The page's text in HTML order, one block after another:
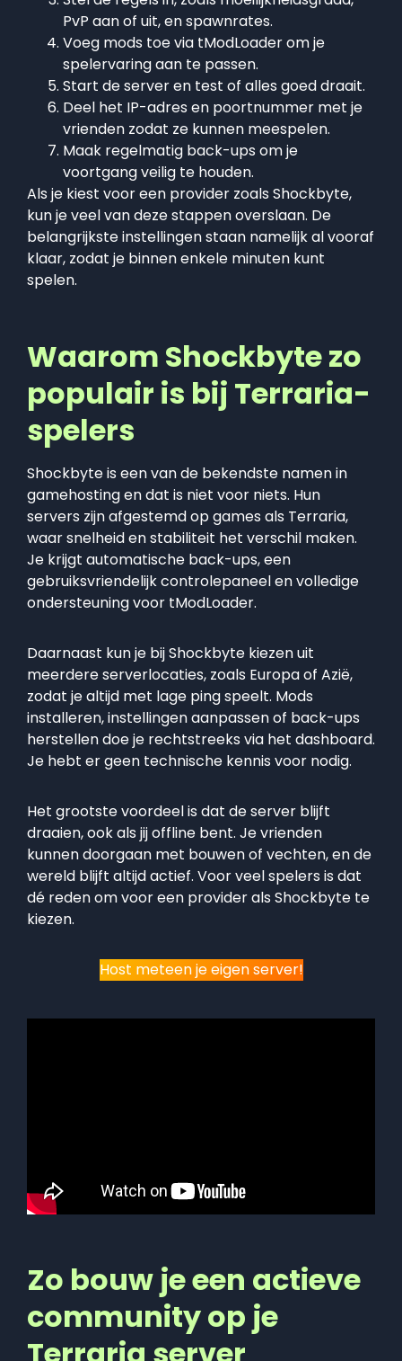
PvP aan of uit, en spawnrates.
Voeg mods toe via tModLoader om je
spelervaring aan te passen.
Start de server en test of alles goed draait.
Deel het IP-adres en poortnummer met je
vrienden zodat ze kunnen meespelen.
Maak regelmatig back-ups om je
voortgang veilig te houden.
Als je kiest voor een provider zoals Shockbyte,
kun je veel van deze stappen overslaan. De
belangrijkste instellingen staan namelijk al vooraf
klaar, zodat je binnen enkele minuten kunt
spelen.
Waarom Shockbyte zo
populair is bij Terraria-
spelers
Shockbyte is een van de bekendste namen in
gamehosting en dat is niet voor niets. Hun
servers zijn afgestemd op games als Terraria,
waar snelheid en stabiliteit het verschil maken.
Je krijgt automatische back-ups, een
gebruiksvriendelijk controlepaneel en volledige
ondersteuning voor tModLoader.
Daarnaast kun je bij Shockbyte kiezen uit
meerdere serverlocaties, zoals Europa of Azië,
zodat je altijd met lage ping speelt. Mods
installeren, instellingen aanpassen of back-ups
herstellen doe je rechtstreeks via het dashboard.
Je hebt er geen technische kennis voor nodig.
Het grootste voordeel is dat de server blijft
draaien, ook als jij offline bent. Je vrienden
kunnen doorgaan met bouwen of vechten, en de
wereld blijft altijd actief. Voor veel spelers is dat
dé reden om voor een provider als Shockbyte te
kiezen.
Host meteen je eigen server!
Zo bouw je een actieve
community op je